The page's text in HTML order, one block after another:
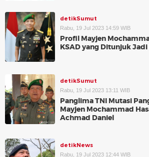
detikSumut
Rabu, 19 Jul 2023 14:59 WIB
Profil Mayjen
KSAD yang Ditunjuk
detikSumut
Rabu, 19 Jul 2023 13:11 WIB
Panglima TNI Mutasi
Mayjen Mochammad
Achmad Daniel
detikNews
Rabu, 19 Jul 2023 12:44 WIB